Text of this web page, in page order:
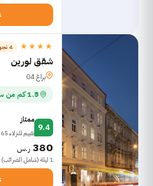
★★★★ 4 نجوم
شقق لورين
براغ 04
1.5 كم من ساحة المدينة القديمة
9.4
ممتاز
تقييم للنزلاء 65
380 ر.س
1 ليلة (شامل الضرائب) · 1 غرفة